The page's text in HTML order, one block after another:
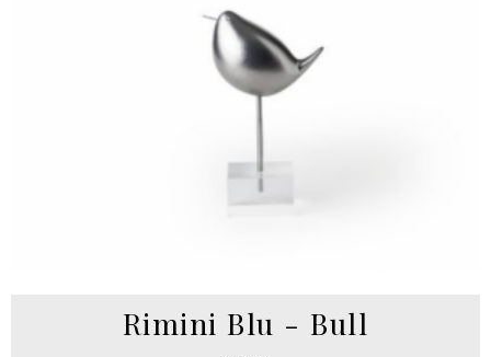
Rimini Blu - Bull